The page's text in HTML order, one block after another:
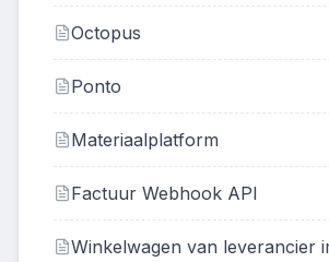
Octopus
Ponto
Materiaalplatform
Factuur Webhook API
Winkelwagen van leverancier